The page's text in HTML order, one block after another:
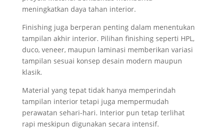
meningkatkan daya tahan interior.
Finishing juga berperan penting dalam menentukan
tampilan akhir interior. Pilihan finishing seperti HPL,
duco, veneer, maupun laminasi memberikan variasi
tampilan sesuai konsep desain modern maupun
klasik.
Material yang tepat tidak hanya memperindah
tampilan interior tetapi juga mempermudah
perawatan sehari-hari. Interior pun tetap terlihat
rapi meskipun digunakan secara intensif.